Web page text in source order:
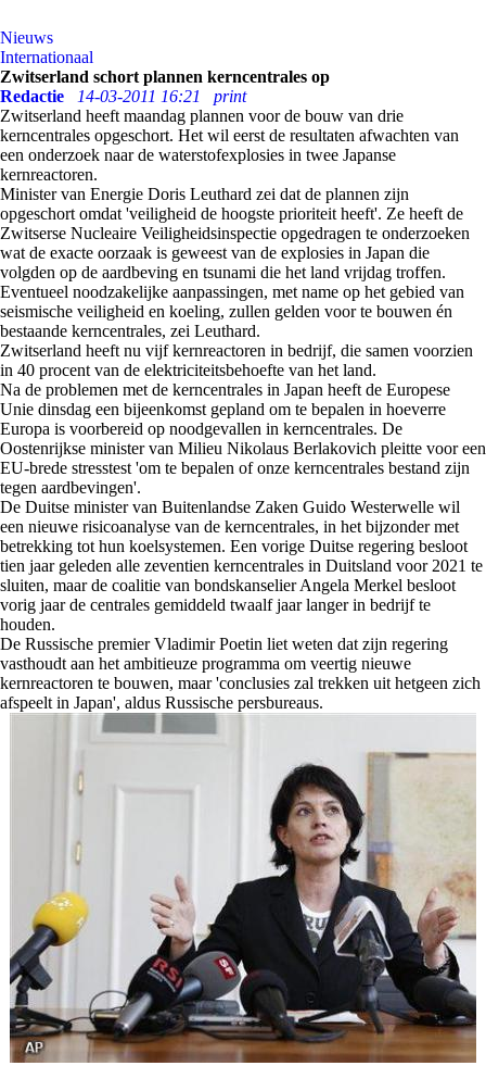
Nieuws
Internationaal
Zwitserland schort plannen kerncentrales op
Redactie
14-03-2011 16:21
print
Zwitserland heeft maandag plannen voor de bouw van drie
kerncentrales opgeschort. Het wil eerst de resultaten afwachten van
een onderzoek naar de waterstofexplosies in twee Japanse
kernreactoren.
Minister van Energie Doris Leuthard zei dat de plannen zijn
opgeschort omdat 'veiligheid de hoogste prioriteit heeft'. Ze heeft de
Zwitserse Nucleaire Veiligheidsinspectie opgedragen te onderzoeken
wat de exacte oorzaak is geweest van de explosies in Japan die
volgden op de aardbeving en tsunami die het land vrijdag troffen.
Eventueel noodzakelijke aanpassingen, met name op het gebied van
seismische veiligheid en koeling, zullen gelden voor te bouwen én
bestaande kerncentrales, zei Leuthard.
Zwitserland heeft nu vijf kernreactoren in bedrijf, die samen voorzien
in 40 procent van de elektriciteitsbehoefte van het land.
Na de problemen met de kerncentrales in Japan heeft de Europese
Unie dinsdag een bijeenkomst gepland om te bepalen in hoeverre
Europa is voorbereid op noodgevallen in kerncentrales. De
Oostenrijkse minister van Milieu Nikolaus Berlakovich pleitte voor een
EU-brede stresstest 'om te bepalen of onze kerncentrales bestand zijn
tegen aardbevingen'.
De Duitse minister van Buitenlandse Zaken Guido Westerwelle wil
een nieuwe risicoanalyse van de kerncentrales, in het bijzonder met
betrekking tot hun koelsystemen. Een vorige Duitse regering besloot
tien jaar geleden alle zeventien kerncentrales in Duitsland voor 2021 te
sluiten, maar de coalitie van bondskanselier Angela Merkel besloot
vorig jaar de centrales gemiddeld twaalf jaar langer in bedrijf te
houden.
De Russische premier Vladimir Poetin liet weten dat zijn regering
vasthoudt aan het ambitieuze programma om veertig nieuwe
kernreactoren te bouwen, maar 'conclusies zal trekken uit hetgeen zich
afspeelt in Japan', aldus Russische persbureaus.